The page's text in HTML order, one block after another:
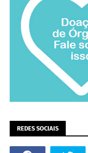
REDES SOCIAIS